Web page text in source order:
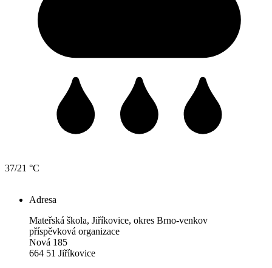
37/21 °C
Adresa
Mateřská škola, Jiříkovice, okres Brno-venkov
příspěvková organizace
Nová 185
664 51 Jiříkovice